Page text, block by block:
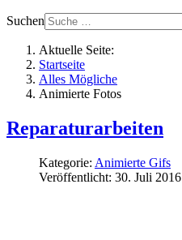
Suchen
Aktuelle Seite:
Startseite
Alles Mögliche
Animierte Fotos
Reparaturarbeiten
Kategorie: Animierte Gifs
Veröffentlicht: 30. Juli 2016